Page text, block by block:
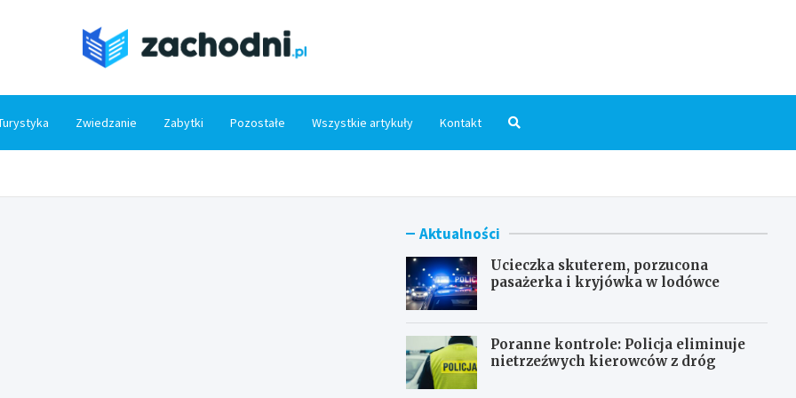
Zwiedzanie Zabytki Pozostałe Wszystkie artykuły Kontakt
Aktualności
Ucieczka skuterem, porzucona
pasażerka i kryjówka w lodówce
Poranne kontrole: Policja eliminuje
nietrzeźwych kierowców z dróg